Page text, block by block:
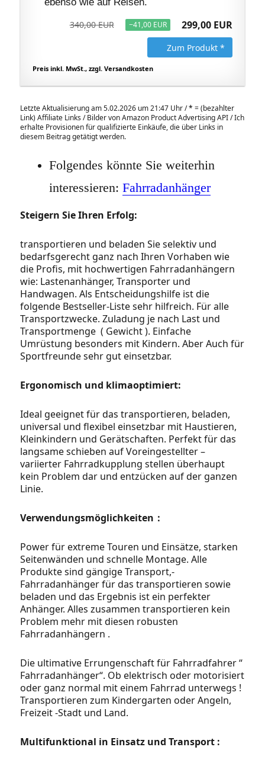
340,00 EUR −41,00 EUR 299,00 EUR
Zum Produkt *
Preis inkl. MwSt., zzgl. Versandkosten
Letzte Aktualisierung am 5.02.2026 um 21:47 Uhr /* = (bezahlter
Link) Affiliate Links / Bilder von Amazon Product Advertising API / Ich
erhalte Provisionen für qualifizierte Einkäufe, die über Links in
diesem Beitrag getätigt werden.
Folgendes könnte Sie weiterhin
interessieren: Fahrradanhänger
Steigern Sie Ihren Erfolg:
transportieren und beladen Sie selektiv und
bedarfsgerecht ganz nach Ihren Vorhaben wie
die Profis, mit hochwertigen Fahrradanhängern
wie: Lastenanhänger, Transporter und
Handwagen. Als Entscheidungshilfe ist die
folgende Bestseller-Liste sehr hilfreich. Für alle
Transportzwecke. Zuladung je nach Last und
Transportmenge ( Gewicht ). Einfache
Umrüstung besonders mit Kindern. Aber Auch für
Sportfreunde sehr gut einsetzbar.
Ergonomisch und klimaoptimiert:
Ideal geeignet für das transportieren, beladen,
universal und flexibel einsetzbar mit Haustieren,
Kleinkindern und Gerätschaften. Perfekt für das
langsame schieben auf Voreingestellter –
variierter Fahrradkupplung stellen überhaupt
kein Problem dar und entzücken auf der ganzen
Linie.
Verwendungsmöglichkeiten：
Power für extreme Touren und Einsätze, starken
Seitenwänden und schnelle Montage. Alle
Produkte sind gängige Transport,-
Fahrradanhänger für das transportieren sowie
beladen und das Ergebnis ist ein perfekter
Anhänger. Alles zusammen transportieren kein
Problem mehr mit diesen robusten
Fahrradanhängern .
Die ultimative Errungenschaft für Fahrradfahrer “
Fahrradanhänger“. Ob elektrisch oder motorisiert
oder ganz normal mit einem Fahrrad unterwegs !
Transportieren zum Kindergarten oder Angeln,
Freizeit -Stadt und Land.
Multifunktional in Einsatz und Transport :